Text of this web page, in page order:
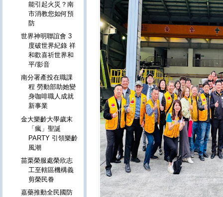
能引起火災？南
市消教您如何預
防
世界神明聯誼會 3
度破世界紀錄 祥
和歡喜祈世界和
平/影音
南分署產投在職課
程 勞動部助她變
身咖啡職人成就
新事業
金大樂齡大學歲末
「瘋」聖誕
PARTY 引領樂齡
風潮
苗栗榮服處榮欣志
工至轄區機構義
剪榮民眷
嘉藥推動全民國防